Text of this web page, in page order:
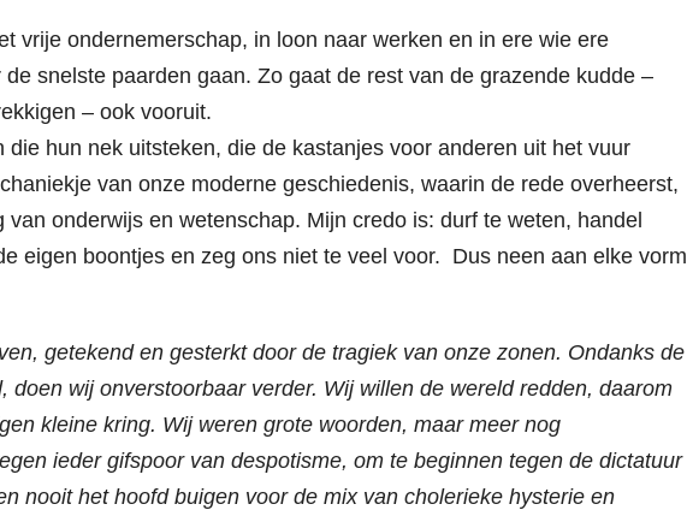
vrije ondernemerschap, in loon naar werken en in ere wie ere
snelste paarden gaan. Zo gaat de rest van de grazende kudde –
– ook vooruit.
hun nek uitsteken, die de kastanjes voor anderen uit het vuur
van onze moderne geschiedenis, waarin de rede overheerst,
onderwijs en wetenschap. Mijn credo is: durf te weten, handel
eigen boontjes en zeg ons niet te veel voor. Dus neen aan elke vorm
getekend en gesterkt door de tragiek van onze zonen. Ondanks de
doen wij onverstoorbaar verder. Wij willen de wereld redden, daarom
kleine kring. Wij weren grote woorden, maar meer nog
ieder gifspoor van despotisme, om te beginnen tegen de dictatuur
nooit het hoofd buigen voor de mix van cholerieke hysterie en